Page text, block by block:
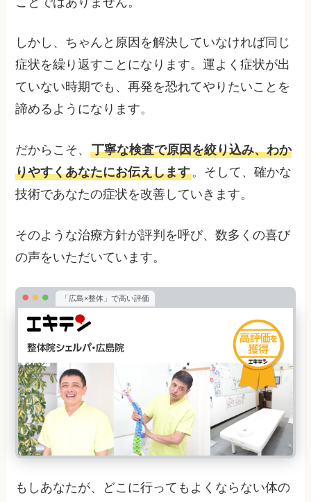
しかし、ちゃんと原因を解決していなければ同じ
症状を繰り返すことになります。運よく症状が出
ていない時期でも、再発を恐れてやりたいことを
諦めるようになります。
だからこそ、丁寧な検査で原因を絞り込み、わか
りやすくあなたにお伝えします。そして、確かな
技術であなたの症状を改善していきます。
そのような治療方針が評判を呼び、数多くの喜び
の声をいただいています。
「広島×整体」で高い評価
もしあなたが、どこに行ってもよくならない体の